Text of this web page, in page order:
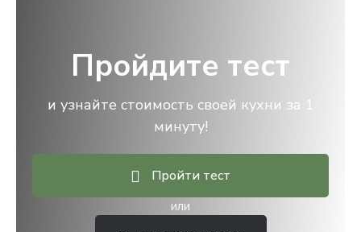
Пройдите тест
и узнайте стоимость своей кухни за 1
минуту!
Пройти тест
или